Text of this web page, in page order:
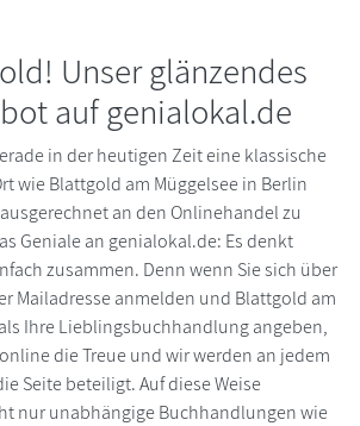
Unser glänzendes
auf genialokal.de
in der heutigen Zeit eine klassische
wie Blattgold am Müggelsee in Berlin
an den Onlinehandel zu
Geniale an genialokal.de: Es denkt
zusammen. Denn wenn Sie sich über
Mailadresse anmelden und Blattgold am
Ihre Lieblingsbuchhandlung angeben,
die Treue und wir werden an jedem
Seite beteiligt. Auf diese Weise
nur unabhängige Buchhandlungen wie